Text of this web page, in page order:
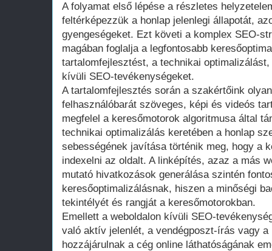
A folyamat első lépése a részletes
feltérképezzük a honlap jelenlegi állapotát,
gyengeségeket. Ezt követi a komplex SEO-
magában foglalja a legfontosabb
tartalomfejlesztést, a technikai
kívüli SEO-tevékenységeket.
A tartalomfejlesztés során a szakértőink
felhasználóbarát szöveges, képi és videós
megfelel a keresőmotorok algoritmusa által
technikai optimalizálás keretében a honlap
sebességének javítása történik meg, hogy a
indexelni az oldalt. A linképítés, azaz a más
mutató hivatkozások generálása szintén
keresőoptimalizálásnak, hiszen a minőségi
tekintélyét és rangját a keresőmotorokban.
Emellett a weboldalon kívüli SEO-
való aktív jelenlét, a vendégposzt-írás vagy a
hozzájárulnak a cég online láthatóságának